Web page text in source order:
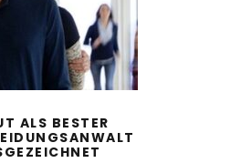
ALS BESTER
SCHEIDUNGSANWALT
AUSGEZEICHNET
ALS BESTER